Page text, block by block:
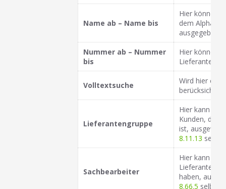
Name ab – Name bis
Hier können
dem
ausgegeben.
Nummer ab – Nummer
bis
Hier können
Volltextsuche
Wird hier ein
Lieferantengruppe
Hier kann
Kunden,
ist,
8.11.13 selbst
Sachbearbeiter
Hier kann ein
Lieferanten,
haben,
8.66.5 selbst